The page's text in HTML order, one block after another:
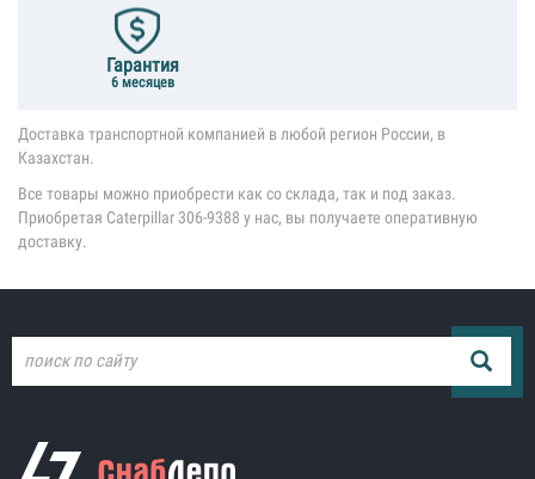
Гарантия
6 месяцев
Доставка транспортной компанией в любой регион России, в
Казахстан.
Все товары можно приобрести как со склада, так и под заказ.
Приобретая Caterpillar 306-9388 у нас, вы получаете оперативную
доставку.